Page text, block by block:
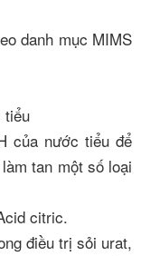
danh mục MIMS
tiểu
của nước tiểu để
tan một số loại
citric.
điều trị sỏi urat,